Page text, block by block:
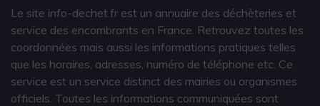
Le site info-dechet.fr est un annuaire des déchèteries et
service des encombrants en France. Retrouvez toutes les
coordonnées mais aussi les informations pratiques telles
que les horaires, adresses, numéro de téléphone etc. Ce
service est un service distinct des mairies ou organismes
officiels. Toutes les informations communiquées sont